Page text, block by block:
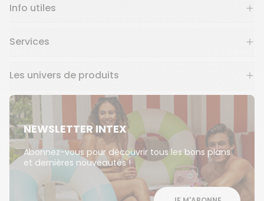
Info utiles
Services
Les univers de produits
NEWSLETTER INTEX
Abonnez-vous pour découvrir tous les bons plans
et dernières nouveautés !